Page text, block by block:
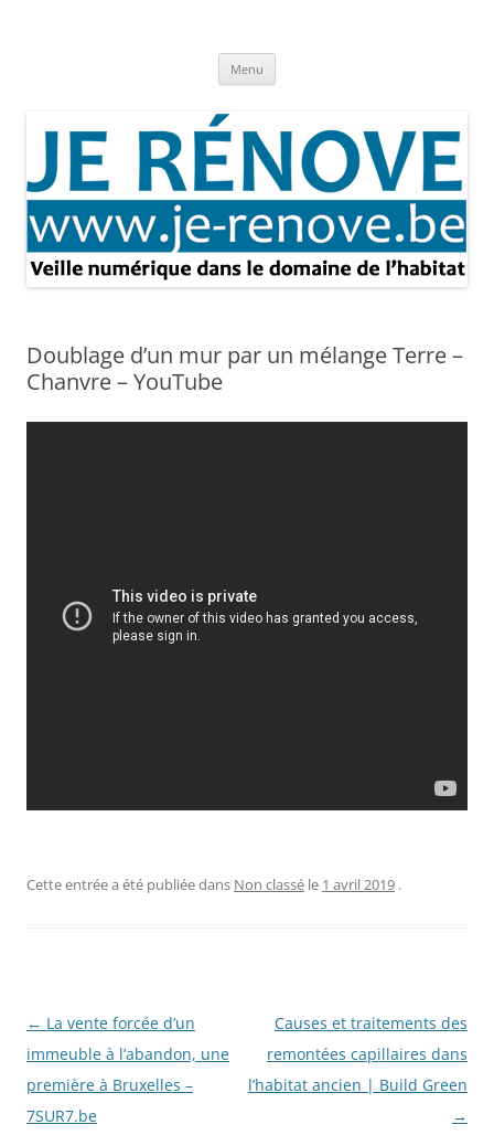
Menu
Doublage d’un mur par un mélange Terre –
Chanvre – YouTube
Cette entrée a été publiée dans Non classé le 1 avril 2019 .
Navigation
des
articles
← La vente forcée d’un
immeuble à l’abandon, une
première à Bruxelles –
7SUR7.be
Causes et traitements des
remontées capillaires dans
l’habitat ancien | Build Green
→